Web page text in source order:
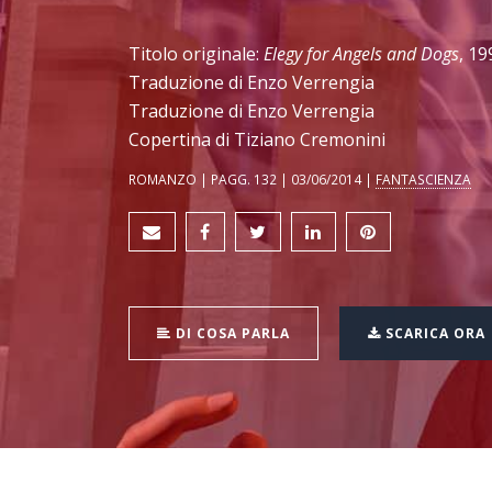
Titolo originale: Elegy for Angels and Dogs,
Traduzione di Enzo Verrengia
Traduzione di Enzo Verrengia
Copertina di Tiziano Cremonini
ROMANZO | PAGG. 132 | 03/06/2014 | FANTASCIENZA
DI COSA PARLA SCARICA ORA